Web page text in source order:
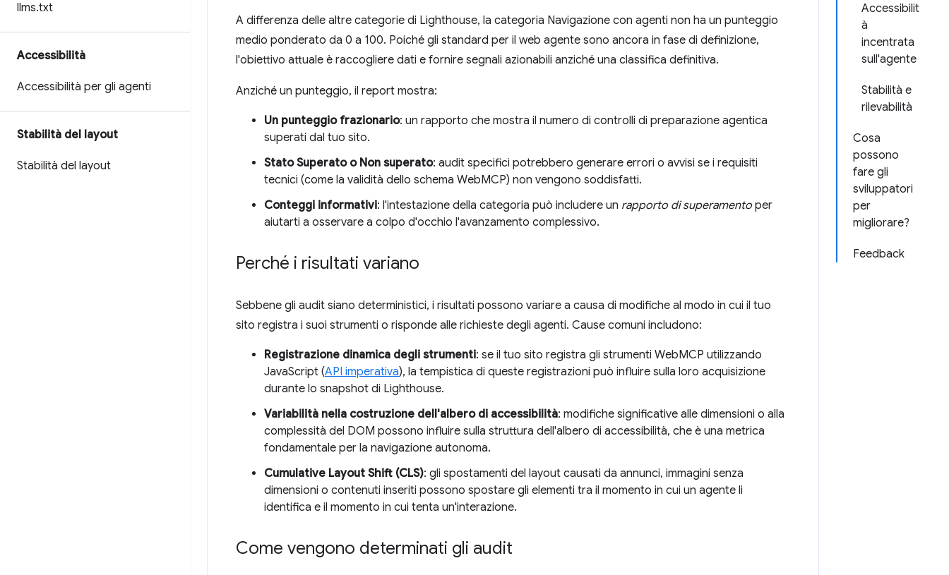
llms.txt
Accessibilità
Accessibilità per gli agenti
Stabilità del layout
Stabilità del layout
Accessibilit
à
incentrata
sull'agente
Stabilità e
rilevabilità
Cosa
possono
fare gli
sviluppatori
per
migliorare?
Feedback
A differenza delle altre categorie di Lighthouse, la categoria Navigazione con agenti non ha un punteggio
medio ponderato da 0 a 100. Poiché gli standard per il web agente sono ancora in fase di definizione,
l'obiettivo attuale è raccogliere dati e fornire segnali azionabili anziché una classifica definitiva.
Anziché un punteggio, il report mostra:
Un punteggio frazionario: un rapporto che mostra il numero di controlli di preparazione agentica
superati dal tuo sito.
Stato Superato o Non superato: audit specifici potrebbero generare errori o avvisi se i requisiti
tecnici (come la validità dello schema WebMCP) non vengono soddisfatti.
Conteggi informativi: l'intestazione della categoria può includere un rapporto di superamento per
aiutarti a osservare a colpo d'occhio l'avanzamento complessivo.
Perché i risultati variano
Sebbene gli audit siano deterministici, i risultati possono variare a causa di modifiche al modo in cui il tuo
sito registra i suoi strumenti o risponde alle richieste degli agenti. Cause comuni includono:
Registrazione dinamica degli strumenti: se il tuo sito registra gli strumenti WebMCP utilizzando
JavaScript (API imperativa), la tempistica di queste registrazioni può influire sulla loro acquisizione
durante lo snapshot di Lighthouse.
Variabilità nella costruzione dell'albero di accessibilità: modifiche significative alle dimensioni o alla
complessità del DOM possono influire sulla struttura dell'albero di accessibilità, che è una metrica
fondamentale per la navigazione autonoma.
Cumulative Layout Shift (CLS): gli spostamenti del layout causati da annunci, immagini senza
dimensioni o contenuti inseriti possono spostare gli elementi tra il momento in cui un agente li
identifica e il momento in cui tenta un'interazione.
Come vengono determinati gli audit